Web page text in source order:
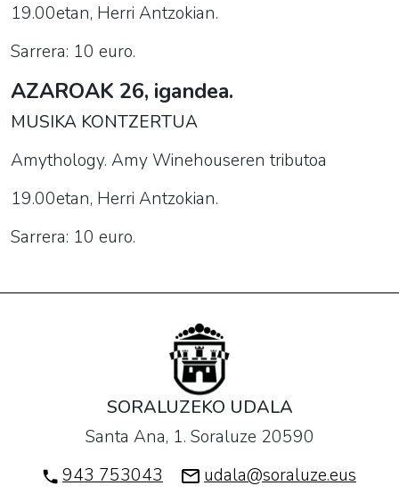
19.00etan, Herri Antzokian.
Sarrera: 10 euro.
AZAROAK 26, igandea.
MUSIKA KONTZERTUA
Amythology. Amy Winehouseren tributoa
19.00etan, Herri Antzokian.
Sarrera: 10 euro.
SORALUZEKO UDALA
Santa Ana, 1. Soraluze 20590
943 753043
udala@soraluze.eus